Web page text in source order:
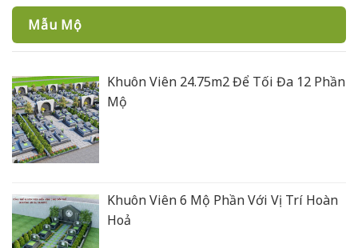
Mẫu Mộ
Khuôn Viên 24.75m2 Để Tối Đa 12 Phần
Mộ
Khuôn Viên 6 Mộ Phần Với Vị Trí Hoàn
Hoả